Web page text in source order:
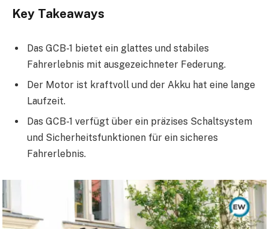
Key Takeaways
Das GCB-1 bietet ein glattes und stabiles
Fahrerlebnis mit ausgezeichneter Federung.
Der Motor ist kraftvoll und der Akku hat eine lange
Laufzeit.
Das GCB-1 verfügt über ein präzises Schaltsystem
und Sicherheitsfunktionen für ein sicheres
Fahrerlebnis.